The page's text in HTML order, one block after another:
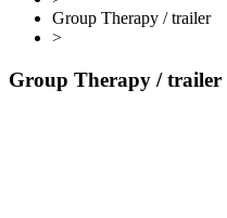
Group Therapy / trailer
>
Group Therapy / trailer